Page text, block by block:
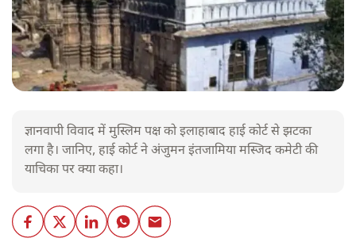
ज्ञानवापी विवाद में मुस्लिम पक्ष को इलाहाबाद हाई कोर्ट से झटका
लगा है। जानिए, हाई कोर्ट ने अंजुमन इंतजामिया मस्जिद कमेटी की
याचिका पर क्या कहा।